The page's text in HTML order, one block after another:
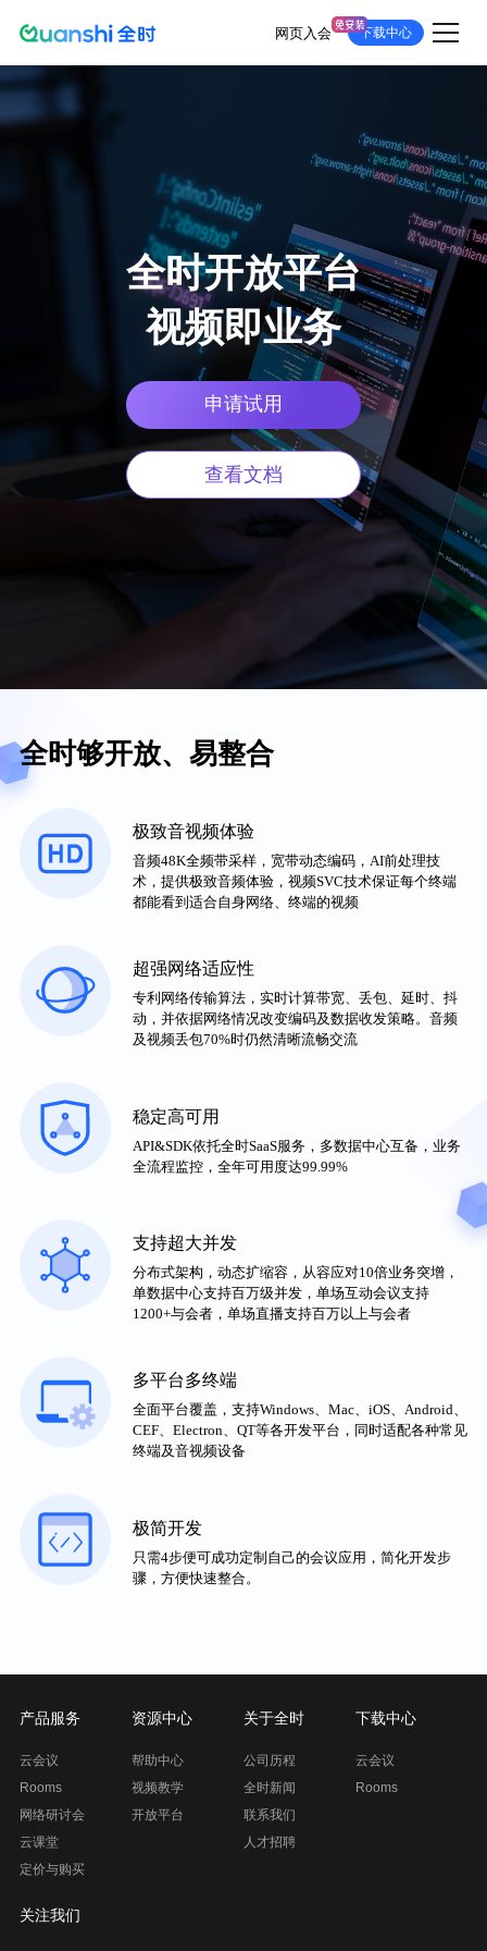
到
网页入会 下载中心
全时开放平台
视频即业务
申请试用
查看文档
全时够开放、易整合
极致音视频体验
音频48K全频带采样，宽带动态编码，AI前处理技
术，提供极致音频体验，视频SVC技术保证每个终端
都能看到适合自身网络、终端的视频
超强网络适应性
专利网络传输算法，实时计算带宽、丢包、延时、抖
动，并依据网络情况改变编码及数据收发策略。音频
及视频丢包70%时仍然清晰流畅交流
稳定高可用
API&SDK依托全时SaaS服务，多数据中心互备，业务
全流程监控，全年可用度达99.99%
支持超大并发
分布式架构，动态扩缩容，从容应对10倍业务突增，
单数据中心支持百万级并发，单场互动会议支持
1200+与会者，单场直播支持百万以上与会者
多平台多终端
全面平台覆盖，支持Windows、Mac、iOS、Android、
CEF、Electron、QT等各开发平台，同时适配各种常见
终端及音视频设备
极简开发
只需4步便可成功定制自己的会议应用，简化开发步
骤，方便快速整合。
产品服务
云会议
Rooms
网络研讨会
云课堂
定价与购买
资源中心
帮助中心
视频教学
开放平台
关于全时
公司历程
全时新闻
联系我们
人才招聘
下载中心
云会议
Rooms
关注我们